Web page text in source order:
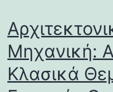
Μηχανική:
Κλασικά